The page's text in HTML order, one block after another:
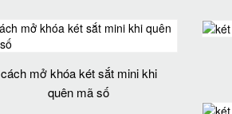
cách mở khóa két sắt mini khi
quên mã số